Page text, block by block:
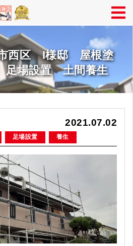
西区 I様邸 屋根塗
足場設置 土間養生
2021.07.02
足場設置 養生